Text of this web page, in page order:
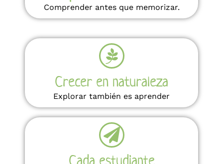
Comprender antes que memorizar.
Crecer en naturaleza
Explorar también es aprender